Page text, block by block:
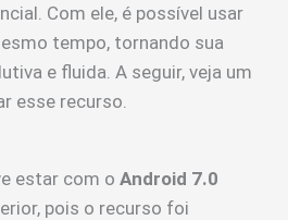
Com ele, é possível usar
tempo, tornando sua
e fluida. A seguir, veja um
esse recurso.
estar com o Android 7.0
pois o recurso foi